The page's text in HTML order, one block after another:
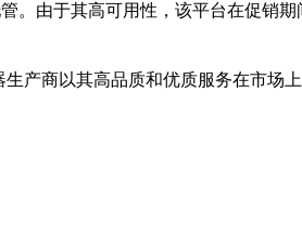
由于其高可用性，该平台在促销期
产商以其高品质和优质服务在市场